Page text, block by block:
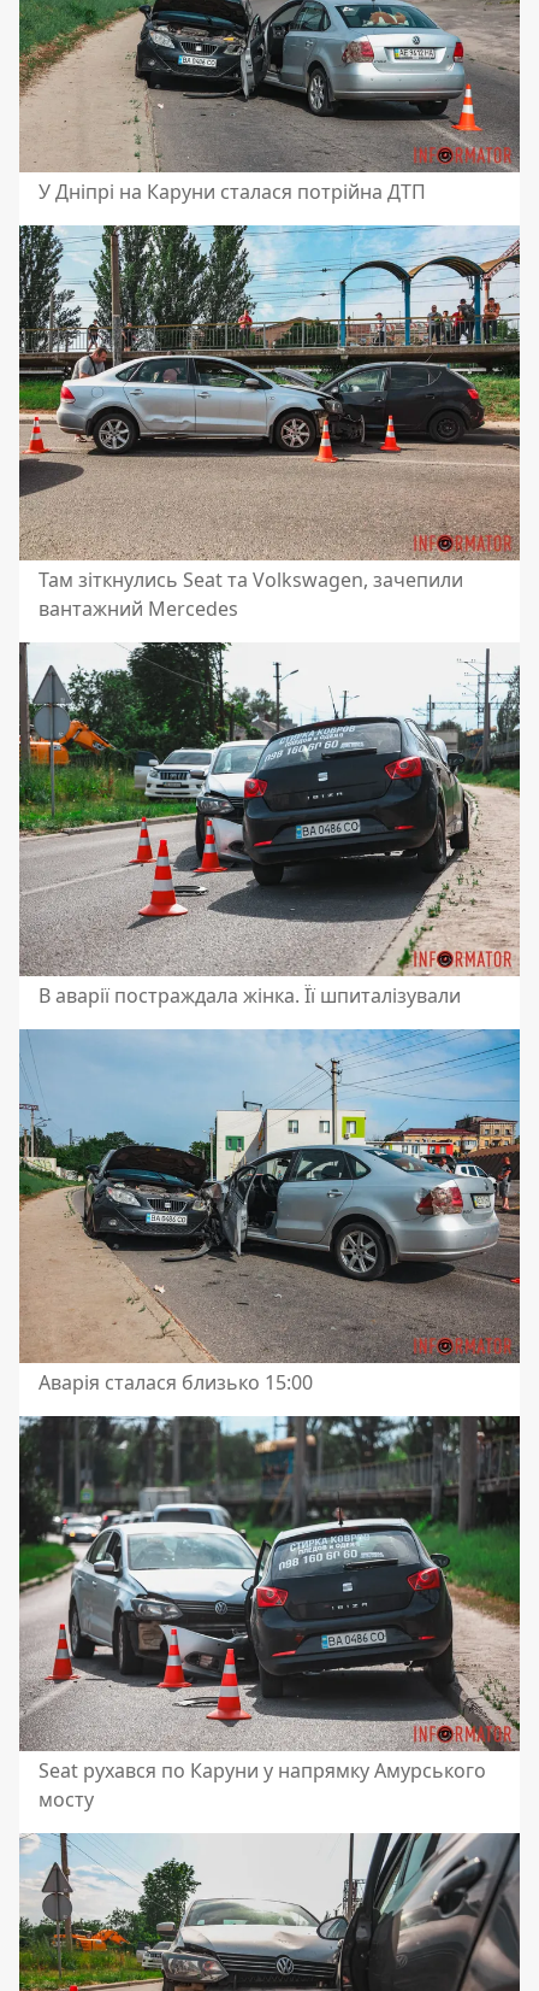
У Дніпрі на Каруни сталася потрійна ДТП
Там зіткнулись Seat та Volkswagen, зачепили
вантажний Mercedes
В аварії постраждала жінка. Її шпиталізували
Аварія сталася близько 15:00
Seat рухався по Каруни у напрямку Амурського
мосту